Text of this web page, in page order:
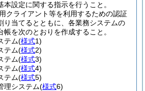
本設定に関する指示を行うこと。
クライアント等を利用するための認証
り当てるとともに、各業務システムの
帳を次のとおりを作成すること。
テム(様式1)
テム(様式2)
テム(様式3)
テム(様式4)
テム(様式5)
理システム(様式6)